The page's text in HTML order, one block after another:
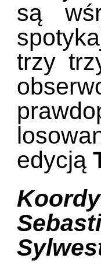
są
trzy
edycją